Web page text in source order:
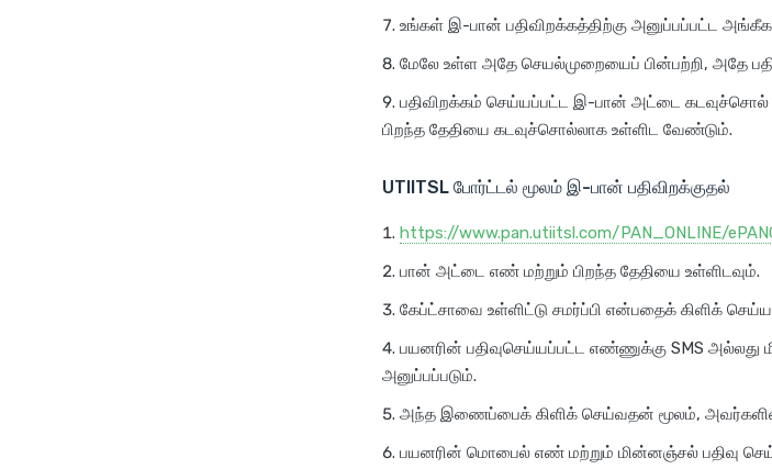
உங்கள் இ-பான் பதிவிறக்கத்திற்கு அனுப்பப்பட்ட
மேலே உள்ள அதே செயல்முறையைப் பின்பற்றி, அதே
பதிவிறக்கம் செய்யப்பட்ட இ-பான் அட்டை கடவுச்சொல்
பிறந்த தேதியை கடவுச்சொல்லாக உள்ளிட வேண்டும்.
UTIITSL போர்ட்டல் மூலம் இ-பான் பதிவிறக்குதல்
https://www.pan.utiitsl.com/PAN_ONLINE/
பான் அட்டை எண் மற்றும் பிறந்த தேதியை உள்ளிடவும்.
கேப்ட்சாவை உள்ளிட்டு சமர்ப்பி என்பதைக் கிளிக்
பயனரின் பதிவுசெய்யப்பட்ட எண்ணுக்கு SMS அல்லது
அனுப்பப்படும்.
அந்த இணைப்பைக் கிளிக் செய்வதன் மூலம்,
பயனரின் மொபைல் எண் மற்றும் மின்னஞ்சல் பதிவு